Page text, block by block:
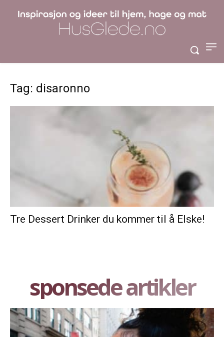
Tag: disaronno
Tre Dessert Drinker du kommer til å Elske!
sponsede artikler